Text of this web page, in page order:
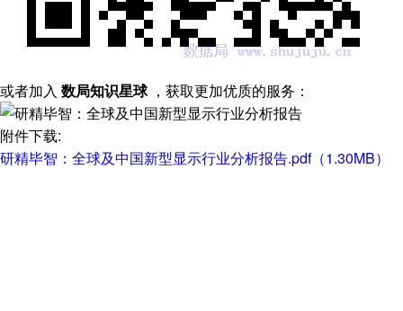
或者加入 数局知识星球 ，获取更加优质的服务：
附件下载:
研精毕智：全球及中国新型显示行业分析报告.pdf（1.30MB）